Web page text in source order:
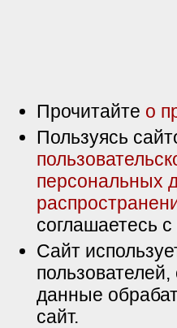
Прочитайте о
Пользуясь
персональных
соглашаетесь с
Сайт
данные
сайт.